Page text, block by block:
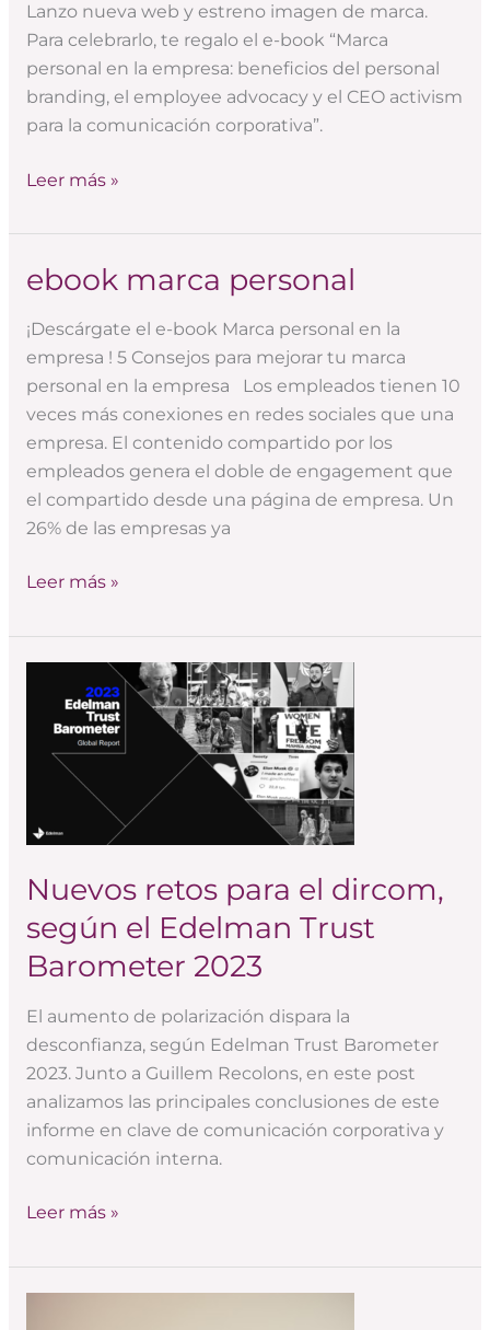
Lanzo nueva web y estreno imagen de marca.
Para celebrarlo, te regalo el e-book “Marca
personal en la empresa: beneficios del personal
branding, el employee advocacy y el CEO activism
para la comunicación corporativa”.
Leer más »
ebook marca personal
¡Descárgate el e-book Marca personal en la
empresa ! 5 Consejos para mejorar tu marca
personal en la empresa Los empleados tienen 10
veces más conexiones en redes sociales que una
empresa. El contenido compartido por los
empleados genera el doble de engagement que
el compartido desde una página de empresa. Un
26% de las empresas ya
ebook
personal
Leer más »
Nuevos retos para el dircom,
según el Edelman Trust
Barometer 2023
El aumento de polarización dispara la
desconfianza, según Edelman Trust Barometer
2023. Junto a Guillem Recolons, en este post
analizamos las principales conclusiones de este
informe en clave de comunicación corporativa y
comunicación interna.
retos
para
dircom,
el
Edelman
Trust
Barometer
2023
Leer más »